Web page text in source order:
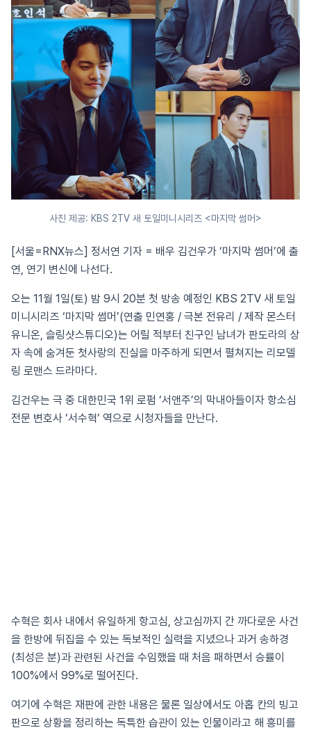
사진 제공: KBS 2TV 새 토일미니시리즈 <마지막 썸머>
[서울=RNX뉴스] 정서연 기자 = 배우 김건우가 ‘마지막 썸머’에 출
연, 연기 변신에 나선다.
오는 11월 1일(토) 밤 9시 20분 첫 방송 예정인 KBS 2TV 새 토일
미니시리즈 ‘마지막 썸머’(연출 민연홍 / 극본 전유리 / 제작 몬스터
유니온, 슬링샷스튜디오)는 어릴 적부터 친구인 남녀가 판도라의 상
자 속에 숨겨둔 첫사랑의 진실을 마주하게 되면서 펼쳐지는 리모델
링 로맨스 드라마다.
김건우는 극 중 대한민국 1위 로펌 ‘서앤주’의 막내아들이자 항소심
전문 변호사 ‘서수혁’ 역으로 시청자들을 만난다.
수혁은 회사 내에서 유일하게 항고심, 상고심까지 간 까다로운 사건
을 한방에 뒤집을 수 있는 독보적인 실력을 지녔으나 과거 송하경
(최성은 분)과 관련된 사건을 수임했을 때 처음 패하면서 승률이
100%에서 99%로 떨어진다.
여기에 수혁은 재판에 관한 내용은 물론 일상에서도 아홉 칸의 빙고
판으로 상황을 정리하는 독특한 습관이 있는 인물이라고 해 흥미를